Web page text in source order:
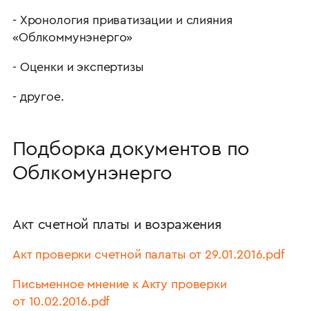
- Хронология приватизации и слияния
«Облкоммунэнерго»
- Оценки и экспертизы
- другое.
Подборка документов по
Облкомунэнерго
Акт счетной платы и возражения
Акт проверки счетной палаты от 29.01.2016.pdf
Письменное мнение к Акту проверки
от 10.02.2016.pdf